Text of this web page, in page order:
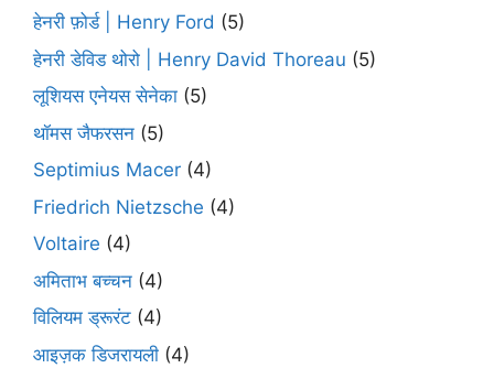
हेनरी फ़ोर्ड | Henry Ford (5)
हेनरी डेविड थोरो | Henry David Thoreau (5)
लूशियस एनेयस सेनेका (5)
थॉमस जैफरसन (5)
Septimius Macer (4)
Friedrich Nietzsche (4)
Voltaire (4)
अमिताभ बच्चन (4)
विलियम ड्रूरंट (4)
आइज़क डिजरायली (4)